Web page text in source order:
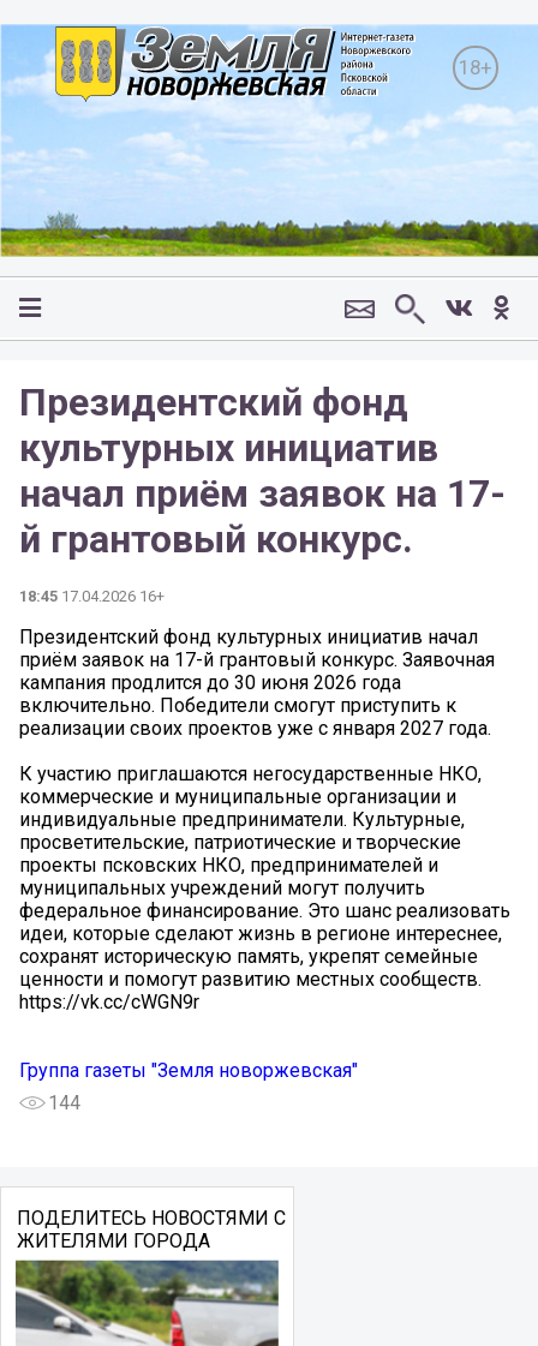
18+
Президентский фонд
культурных инициатив
начал приём заявок на 17-
й грантовый конкурс.
18:45 17.04.2026 16+
Президентский фонд культурных инициатив начал
приём заявок на 17-й грантовый конкурс. Заявочная
кампания продлится до 30 июня 2026 года
включительно. Победители смогут приступить к
реализации своих проектов уже с января 2027 года.
К участию приглашаются негосударственные НКО,
коммерческие и муниципальные организации и
индивидуальные предприниматели. Культурные,
просветительские, патриотические и творческие
проекты псковских НКО, предпринимателей и
муниципальных учреждений могут получить
федеральное финансирование. Это шанс реализовать
идеи, которые сделают жизнь в регионе интереснее,
сохранят историческую память, укрепят семейные
ценности и помогут развитию местных сообществ.
https://vk.cc/cWGN9r
Группа газеты "Земля новоржевская"
144
ПОДЕЛИТЕСЬ НОВОСТЯМИ С
ЖИТЕЛЯМИ ГОРОДА